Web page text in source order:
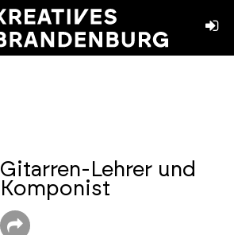
Gitarren-Lehrer und
Komponist